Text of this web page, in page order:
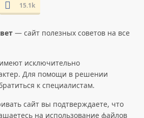
15.1k
— сайт полезных советов на все
исключительно
Для помощи в решении
к специалистам.
сайт вы подтверждаете, что
на использование файлов